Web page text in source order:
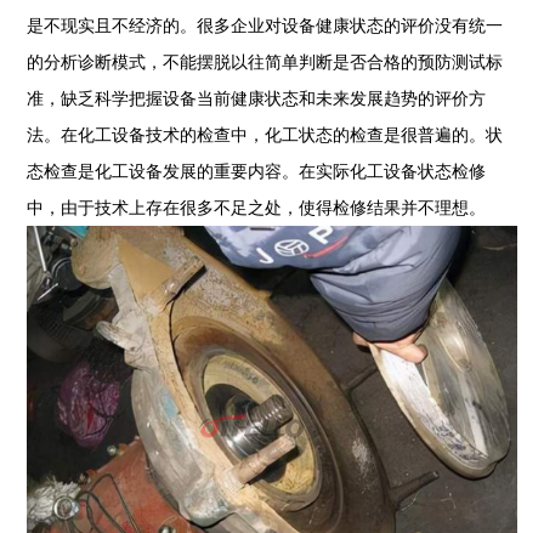
是不现实且不经济的。很多企业对设备健康状态的评价没有统一
的分析诊断模式，不能摆脱以往简单判断是否合格的预防测试标
准，缺乏科学把握设备当前健康状态和未来发展趋势的评价方
法。在化工设备技术的检查中，化工状态的检查是很普遍的。状
态检查是化工设备发展的重要内容。在实际化工设备状态检修
中，由于技术上存在很多不足之处，使得检修结果并不理想。